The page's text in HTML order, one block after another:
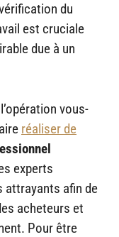
du
est cruciale
due à un
vous-
réaliser de
experts
attrayants afin de
acheteurs et
Pour être